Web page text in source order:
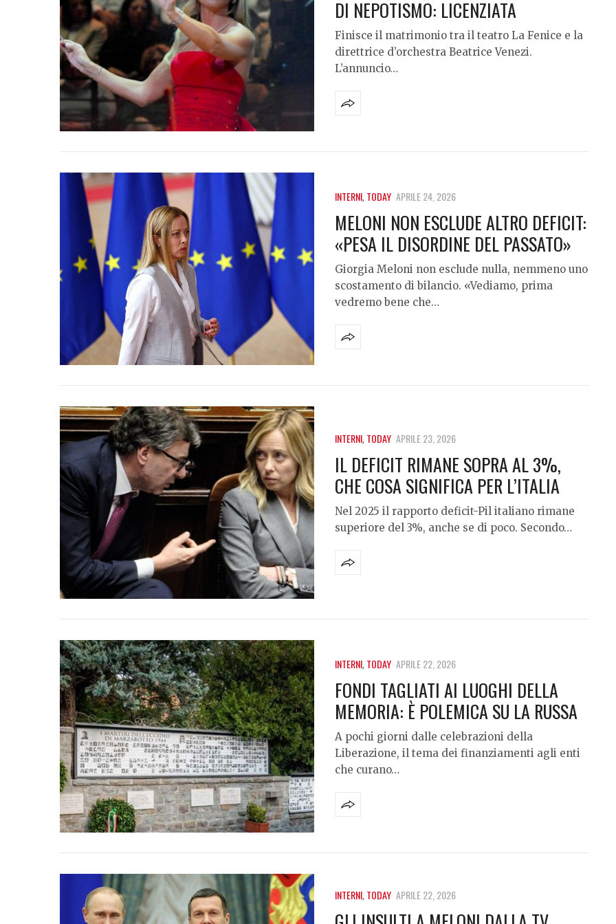
DI NEPOTISMO: LICENZIATA
Finisce il matrimonio tra il teatro La Fenice e la
direttrice d’orchestra Beatrice Venezi.
L’annuncio…
INTERNI,TODAY APRILE 24, 2026
MELONI NON ESCLUDE ALTRO DEFICIT:
«PESA IL DISORDINE DEL PASSATO»
Giorgia Meloni non esclude nulla, nemmeno uno
scostamento di bilancio. «Vediamo, prima
vedremo bene che…
INTERNI,TODAY APRILE 23, 2026
IL DEFICIT RIMANE SOPRA AL 3%,
CHE COSA SIGNIFICA PER L’ITALIA
Nel 2025 il rapporto deficit-Pil italiano rimane
superiore del 3%, anche se di poco. Secondo…
INTERNI,TODAY APRILE 22, 2026
FONDI TAGLIATI AI LUOGHI DELLA
MEMORIA: È POLEMICA SU LA RUSSA
A pochi giorni dalle celebrazioni della
Liberazione, il tema dei finanziamenti agli enti
che curano…
INTERNI,TODAY APRILE 22, 2026